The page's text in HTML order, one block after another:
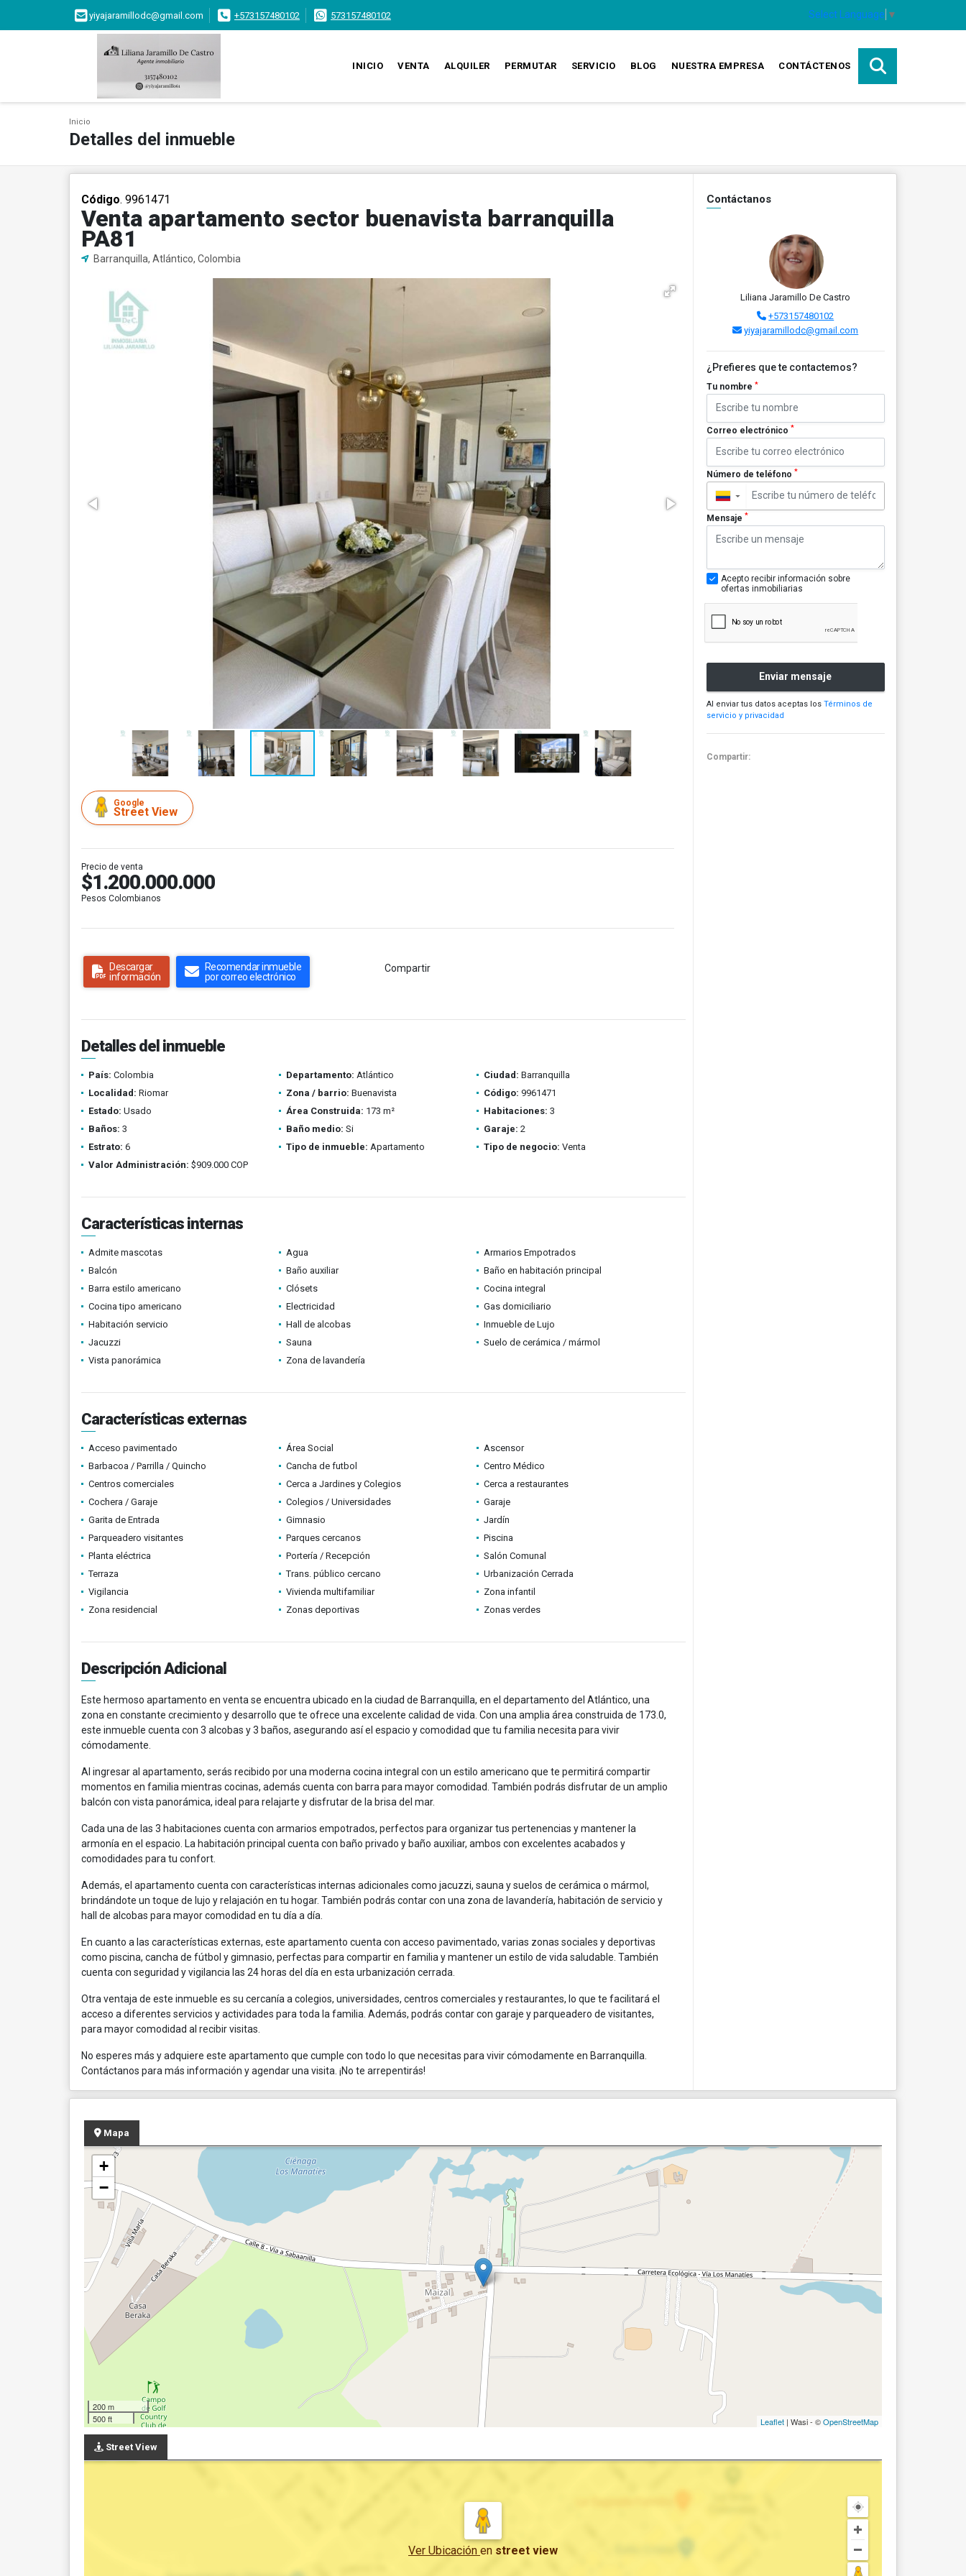
yiyajaramillodc@gmail.com +573157480102 573157480102 Select Language ▼
INICIO VENTA ALQUILER PERMUTAR SERVICIO BLOG NUESTRA EMPRESA CONTÁCTENOS
Inicio
Detalles del inmueble
Código. 9961471
Venta apartamento sector buenavista barranquilla
PA81
Barranquilla, Atlántico, Colombia
Google
Street View
Precio de venta
$1.200.000.000
Pesos Colombianos
Descargar
información
Recomendar inmueble
por correo electrónico
Compartir
Detalles del inmueble
País: Colombia Departamento: Atlántico Ciudad: Barranquilla
Localidad: Riomar Zona / barrio: Buenavista Código: 9961471
Estado: Usado Área Construida: 173 m² Habitaciones: 3
Baños: 3 Baño medio: Si Garaje: 2
Estrato: 6 Tipo de inmueble: Apartamento Tipo de negocio: Venta
Valor Administración: $909.000 COP
Características internas
Admite mascotas Agua
Armarios Empotrados
Balcón
Baño auxiliar
Baño en habitación principal
Barra estilo americano
Clósets
Cocina integral
Cocina tipo americano
Electricidad
Gas domiciliario
Habitación servicio
Hall de alcobas
Inmueble de Lujo
Jacuzzi
Sauna
Suelo de cerámica / mármol
Vista panorámica
Zona de lavandería
Características externas
Acceso pavimentado Área Social
Ascensor
Barbacoa / Parrilla / Quincho
Cancha de futbol
Centro Médico
Centros comerciales
Cerca a Jardines y Colegios
Cerca a restaurantes
Cochera / Garaje
Colegios / Universidades
Garaje
Garita de Entrada
Gimnasio
Jardín
Parqueadero visitantes
Parques cercanos
Piscina
Planta eléctrica
Portería / Recepción
Salón Comunal
Terraza
Trans. público cercano
Urbanización Cerrada
Vigilancia
Vivienda multifamiliar
Zona infantil
Zona residencial
Zonas deportivas Zonas verdes
Descripción Adicional
Este hermoso apartamento en venta se encuentra ubicado en la ciudad de Barranquilla, en el departamento del Atlántico, una
zona en constante crecimiento y desarrollo que te ofrece una excelente calidad de vida. Con una amplia área construida de 173.0,
este inmueble cuenta con 3 alcobas y 3 baños, asegurando así el espacio y comodidad que tu familia necesita para vivir
cómodamente.
Al ingresar al apartamento, serás recibido por una moderna cocina integral con un estilo americano que te permitirá compartir
momentos en familia mientras cocinas, además cuenta con barra para mayor comodidad. También podrás disfrutar de un amplio
balcón con vista panorámica, ideal para relajarte y disfrutar de la brisa del mar.
Cada una de las 3 habitaciones cuenta con armarios empotrados, perfectos para organizar tus pertenencias y mantener la
armonía en el espacio. La habitación principal cuenta con baño privado y baño auxiliar, ambos con excelentes acabados y
comodidades para tu confort.
Además, el apartamento cuenta con características internas adicionales como jacuzzi, sauna y suelos de cerámica o mármol,
brindándote un toque de lujo y relajación en tu hogar. También podrás contar con una zona de lavandería, habitación de servicio y
hall de alcobas para mayor comodidad en tu día a día.
En cuanto a las características externas, este apartamento cuenta con acceso pavimentado, varias zonas sociales y deportivas
como piscina, cancha de fútbol y gimnasio, perfectas para compartir en familia y mantener un estilo de vida saludable. También
cuenta con seguridad y vigilancia las 24 horas del día en esta urbanización cerrada.
Otra ventaja de este inmueble es su cercanía a colegios, universidades, centros comerciales y restaurantes, lo que te facilitará el
acceso a diferentes servicios y actividades para toda la familia. Además, podrás contar con garaje y parqueadero de visitantes,
para mayor comodidad al recibir visitas.
No esperes más y adquiere este apartamento que cumple con todo lo que necesitas para vivir cómodamente en Barranquilla.
Contáctanos para más información y agendar una visita. ¡No te arrepentirás!
Contáctanos
Liliana Jaramillo De Castro
+573157480102
yiyajaramillodc@gmail.com
¿Prefieres que te contactemos?
Tu nombre *
Correo electrónico *
Número de teléfono *
▼
Mensaje *
Acepto recibir información sobre
ofertas inmobiliarias
Enviar mensaje
Al enviar tus datos aceptas los Términos de
servicio y privacidad
Compartir:
Mapa
+
−
200 m
500 ft
Leaflet | Wasi - ©OpenStreetMap
Street View
Ver Ubicación en street view